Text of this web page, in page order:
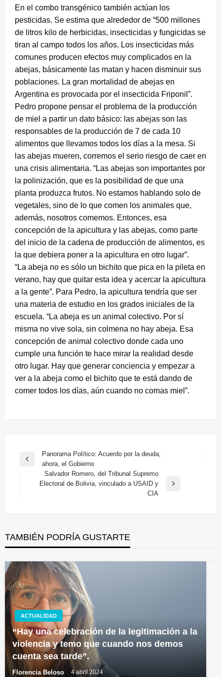
En el combo transgénico también actúan los
pesticidas. Se estima que alrededor de “500 millones
de litros kilo de herbicidas, insecticidas y fungicidas se
tiran al campo todos los años. Los insecticidas más
comunes producen efectos muy complicados en la
abejas, básicamente las matan y hacen disminuir sus
poblaciones. La gran mortalidad de abejas en
Argentina es provocada por el insecticida Friponil”.
Pedro propone pensar el problema de la producción
de miel a partir un dato básico: las abejas son las
responsables de la producción de 7 de cada 10
alimentos que llevamos todos los días a la mesa. Si
las abejas mueren, corremos el serio riesgo de caer en
una crisis alimentaria. “Las abejas son importantes por
la polinización, que es la posibilidad de que una
planta produzca frutos. No estamos hablando solo de
vegetales, sino de lo que comen los animales que,
además, nosotros comemos. Entonces, esa
concepción de la apicultura y las abejas, como parte
del inicio de la cadena de producción de alimentos, es
la que debiera poner a la apicultura en otro lugar”.
“La abeja no es sólo un bichito que pica en la pileta en
verano, hay que quitar esta idea y acercar la apicultura
a la gente”. Para Pedro, la apicultura tendría que ser
una materia de estudio en los grados iniciales de la
escuela. “La abeja es un animal colectivo. Por sí
misma no vive sola, sin colmena no hay abeja. Esa
concepción de animal colectivo donde cada uno
cumple una función te hace mirar la realidad desde
otro lugar. Hay que generar conciencia y empezar a
ver a la abeja como el bichito que te está dando de
comer todos los días, aún cuando no comas miel”.
Navegación
entradas
Entrada
Panorama Político: Acuerdo por la deuda;
ahora, el Gobierno
Entrada
Salvador Romero, del Tribunal Supremo
Electoral de Bolivia, vinculado a USAID y
CIA
TAMBIÉN PODRÍA GUSTARTE
ACTUALIDAD
“Hay una celebración de la legitimación a la
violencia y temo que cuando nos demos
cuenta sea tarde”.
Florencia Beloso 4 abril 2024